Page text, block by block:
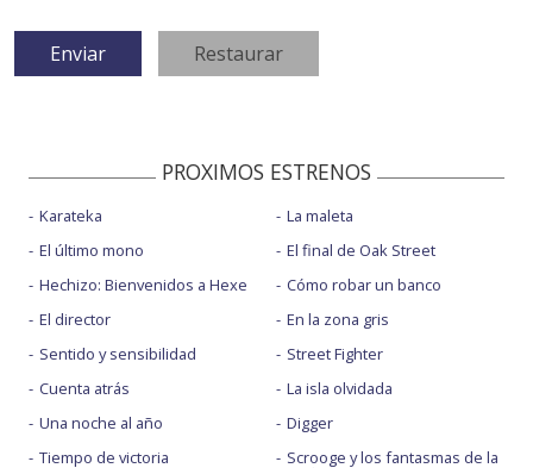
PROXIMOS ESTRENOS
Karateka
El último mono
Hechizo: Bienvenidos a Hexe
El director
Sentido y sensibilidad
Cuenta atrás
Una noche al año
Tiempo de victoria
La maleta
El final de Oak Street
Cómo robar un banco
En la zona gris
Street Fighter
La isla olvidada
Digger
Scrooge y los fantasmas de la